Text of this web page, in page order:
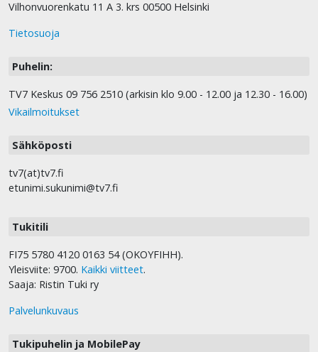
Vilhonvuorenkatu 11 A 3. krs 00500 Helsinki
Tietosuoja
Puhelin:
TV7 Keskus 09 756 2510 (arkisin klo 9.00 - 12.00 ja 12.30 - 16.00)
Vikailmoitukset
Sähköposti
tv7(at)tv7.fi
etunimi.sukunimi@tv7.fi
Tukitili
FI75 5780 4120 0163 54 (OKOYFIHH).
Yleisviite: 9700. Kaikki viitteet.
Saaja: Ristin Tuki ry
Palvelunkuvaus
Tukipuhelin ja MobilePay